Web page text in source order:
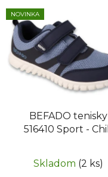
V
ý
p
i
s
NOVINKA
BEFADO tenisky
516410 Sport - Chill
Skladom (2 ks)